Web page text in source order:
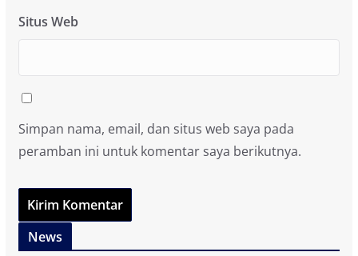
Situs Web
Simpan nama, email, dan situs web saya pada
peramban ini untuk komentar saya berikutnya.
News